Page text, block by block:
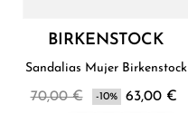
BIRKENSTOCK
Sandalias Mujer Birkenstock
70,00 € -10% 63,00 €